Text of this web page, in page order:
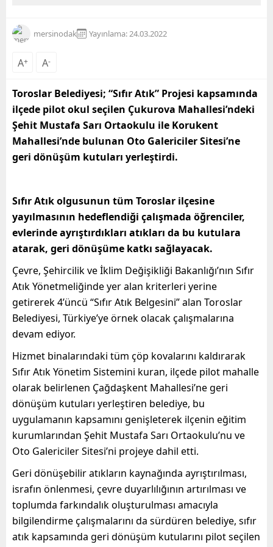
mersinodak Yayınlama: 24.03.2022
A+ A-
Toroslar Belediyesi; “Sıfır Atık” Projesi kapsamında
ilçede pilot okul seçilen Çukurova Mahallesi’ndeki
Şehit Mustafa Sarı Ortaokulu ile Korukent
Mahallesi’nde bulunan Oto Galericiler Sitesi’ne
geri dönüşüm kutuları yerleştirdi.
Sıfır Atık olgusunun tüm Toroslar ilçesine
yayılmasının hedeflendiği çalışmada öğrenciler,
evlerinde ayrıştırdıkları atıkları da bu kutulara
atarak, geri dönüşüme katkı sağlayacak.
Çevre, Şehircilik ve İklim Değişikliği Bakanlığı’nın Sıfır
Atık Yönetmeliğinde yer alan kriterleri yerine
getirerek 4’üncü “Sıfır Atık Belgesini” alan Toroslar
Belediyesi, Türkiye’ye örnek olacak çalışmalarına
devam ediyor.
Hizmet binalarındaki tüm çöp kovalarını kaldırarak
Sıfır Atık Yönetim Sistemini kuran, ilçede pilot mahalle
olarak belirlenen Çağdaşkent Mahallesi’ne geri
dönüşüm kutuları yerleştiren belediye, bu
uygulamanın kapsamını genişleterek ilçenin eğitim
kurumlarından Şehit Mustafa Sarı Ortaokulu’nu ve
Oto Galericiler Sitesi’ni projeye dahil etti.
Geri dönüşebilir atıkların kaynağında ayrıştırılması,
israfın önlenmesi, çevre duyarlılığının artırılması ve
toplumda farkındalık oluşturulması amacıyla
bilgilendirme çalışmalarını da sürdüren belediye, sıfır
atık kapsamında geri dönüşüm kutularını pilot seçilen